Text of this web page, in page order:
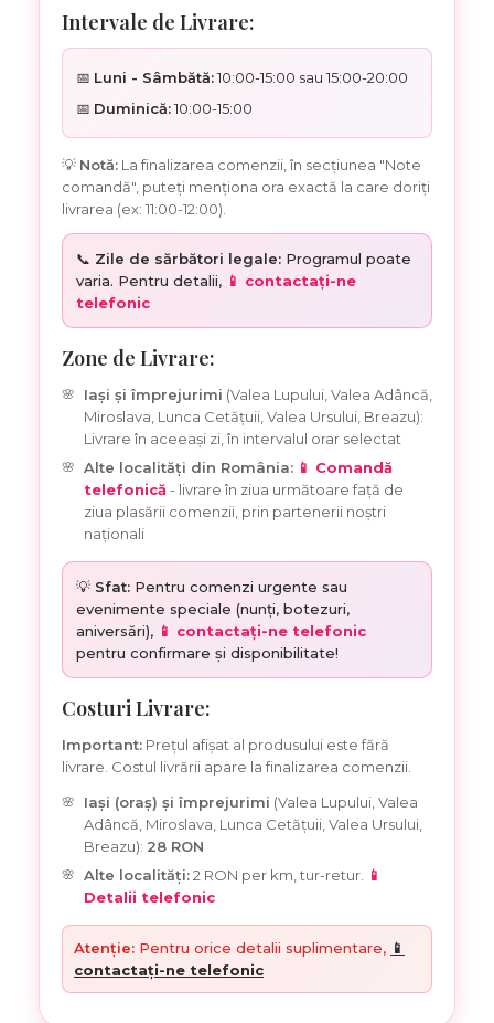
Intervale de Livrare:
📅 Luni - Sâmbătă:10:00-15:00 sau 15:00-20:00
📅 Duminică:10:00-15:00
💡 Notă: La finalizarea comenzii, în secțiunea "Note
comandă", puteți menționa ora exactă la care doriți
livrarea (ex: 11:00-12:00).
📞 Zile de sărbători legale: Programul poate
varia. Pentru detalii, 📱 contactați-ne
telefonic
Zone de Livrare:
Iași și împrejurimi (Valea Lupului, Valea Adâncă,
Miroslava, Lunca Cetățuii, Valea Ursului, Breazu):
Livrare în aceeași zi, în intervalul orar selectat
Alte localități din România: 📱 Comandă
telefonică- livrare în ziua următoare față de
ziua plasării comenzii, prin partenerii noștri
naționali
💡 Sfat: Pentru comenzi urgente sau
evenimente speciale (nunți, botezuri,
aniversări), 📱 contactați-ne telefonic
pentru confirmare și disponibilitate!
Costuri Livrare:
Important: Prețul afișat al produsului este fără
livrare. Costul livrării apare la finalizarea comenzii.
Iași (oraș) și împrejurimi (Valea Lupului, Valea
Adâncă, Miroslava, Lunca Cetățuii, Valea Ursului,
Breazu): 28 RON
Alte localități:2 RON per km, tur-retur.
📱
Detalii telefonic
Atenție: Pentru orice detalii suplimentare, 📱
contactați-ne telefonic